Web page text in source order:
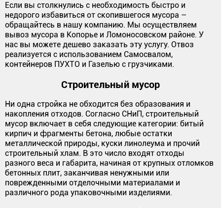
Если вы столкнулись с необходимость быстро и
недорого избавиться от скопившегося мусора –
обращайтесь в нашу компанию. Мы осуществляем
вывоз мусора в Копорье и Ломоносовском районе. У
нас вы можете дешево заказать эту услугу. Отвоз
реализуется с использованием Самосвалом,
контейнеров ПУХТО и Газелью с грузчиками.
Строительный мусор
Ни одна стройка не обходится без образования и
накопления отходов. Согласно СНиП, строительный
мусор включает в себя следующие категории: битый
кирпич и фрагменты бетона, любые остатки
металлической природы, куски линолеума и прочий
строительный хлам. В это число входят отходы
разного веса и габарита, начиная от крупных отломков
бетонных плит, заканчивая ненужными или
поврежденными отделочными материалами и
различного рода упаковочными изделиями.